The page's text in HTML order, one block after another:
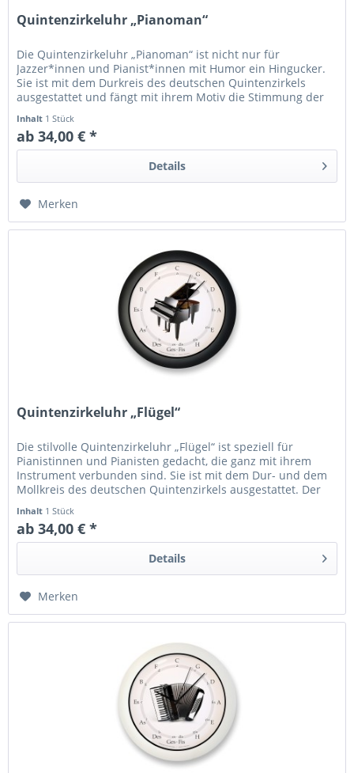
Quintenzirkeluhr „Pianoman“
Die Quintenzirkeluhr „Pianoman“ ist nicht nur für
Jazzer*innen und Pianist*innen mit Humor ein Hingucker.
Sie ist mit dem Durkreis des deutschen Quintenzirkels
ausgestattet und fängt mit ihrem Motiv die Stimmung der
Inhalt 1 Stück
ab 34,00 € *
Details
Merken
Quintenzirkeluhr „Flügel“
Die stilvolle Quintenzirkeluhr „Flügel“ ist speziell für
Pianistinnen und Pianisten gedacht, die ganz mit ihrem
Instrument verbunden sind. Sie ist mit dem Dur- und dem
Mollkreis des deutschen Quintenzirkels ausgestattet. Der
Inhalt 1 Stück
ab 34,00 € *
Details
Merken